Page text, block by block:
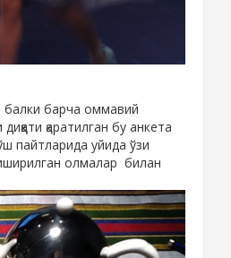
балки барча оммавий
қаратилган бу анкета
пайтларида уйида ўзи
олмалар билан